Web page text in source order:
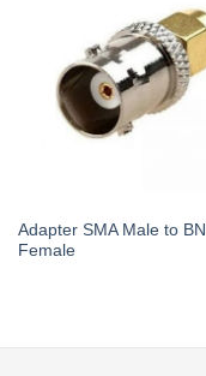
Adapter SMA Male to
Female